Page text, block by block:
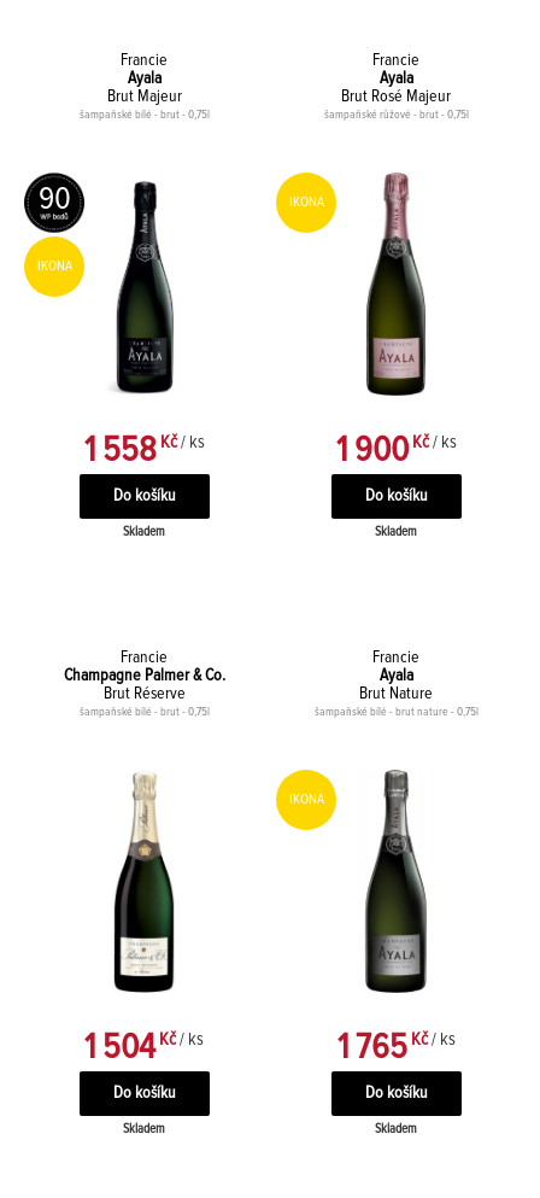
Francie
Ayala
Brut Majeur
šampaňské bílé - brut - 0,75l
90
IKONA
1 558Kč / ks
Skladem
Francie
Ayala
Brut Rosé Majeur
šampaňské růžové - brut - 0,75l
IKONA
1 900Kč / ks
Skladem
Francie
Champagne Palmer & Co.
Brut Réserve
šampaňské bílé - brut - 0,75l
1 504 Kč / ks
Skladem
Francie
Ayala
Brut Nature
šampaňské bílé - brut nature - 0,75l
IKONA
1 765 Kč / ks
Skladem